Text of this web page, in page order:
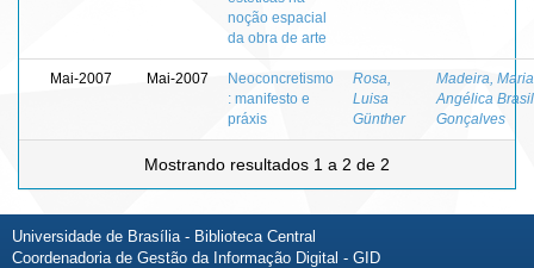
noção espacial
da obra de arte
Mai-2007 Mai-2007
Neoconcretismo
: manifesto e
práxis
Rosa,
Luisa
Günther
Madeira, Maria
Angélica Brasil
Gonçalves
Mostrando resultados 1 a 2 de 2
Universidade de Brasília - Biblioteca Central
Coordenadoria de Gestão da Informação Digital - GID